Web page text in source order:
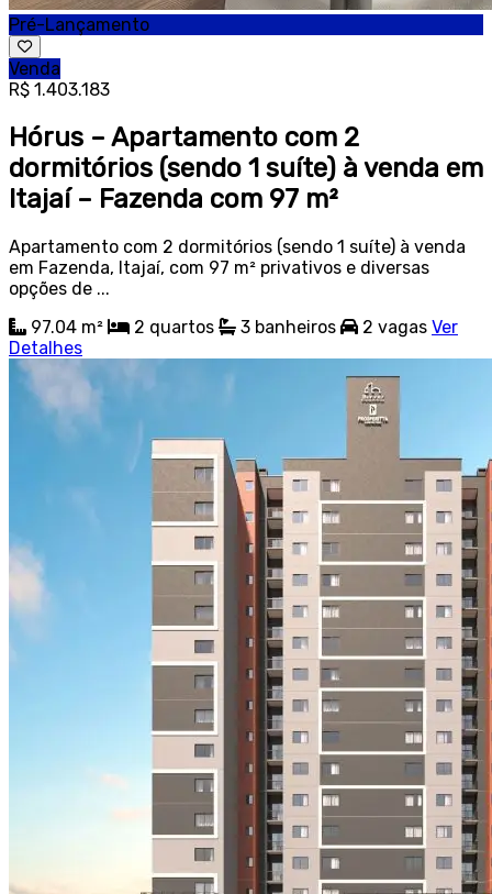
Pré-Lançamento
Venda
R$ 1.403.183
Hórus – Apartamento com 2
dormitórios (sendo 1 suíte) à venda em
Itajaí – Fazenda com 97 m²
Apartamento com 2 dormitórios (sendo 1 suíte) à venda
em Fazenda, Itajaí, com 97 m² privativos e diversas
opções de ...
97.04 m²
2 quartos 3 banheiros 2 vagas Ver
Detalhes